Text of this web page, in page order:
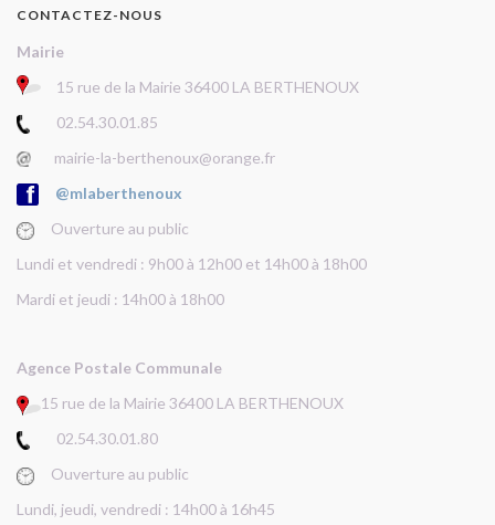
CONTACTEZ-NOUS
Mairie
15 rue de la Mairie 36400 LA BERTHENOUX
02.54.30.01.85
mairie-la-berthenoux@orange.fr
@mlaberthenoux
Ouverture au public
Lundi et vendredi : 9h00 à 12h00 et 14h00 à 18h00
Mardi et jeudi : 14h00 à 18h00
Agence Postale Communale
15 rue de la Mairie 36400 LA BERTHENOUX
02.54.30.01.80
Ouverture au public
Lundi, jeudi, vendredi : 14h00 à 16h45